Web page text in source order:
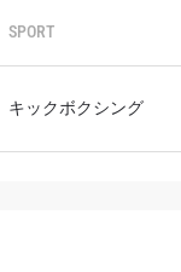
SPORT
キックボクシング